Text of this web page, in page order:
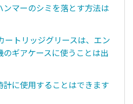
マーのシミを落とす方法は
ートリッジグリースは、エン
ギアケースに使うことは出
計に使用することはできます